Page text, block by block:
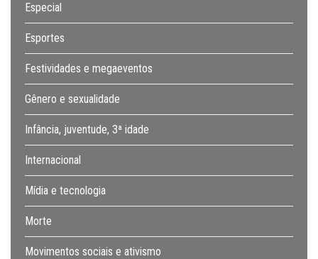
Especial
Esportes
Festividades e megaeventos
Gênero e sexualidade
Infância, juventude, 3ª idade
Internacional
Mídia e tecnologia
Morte
Movimentos sociais e ativismo